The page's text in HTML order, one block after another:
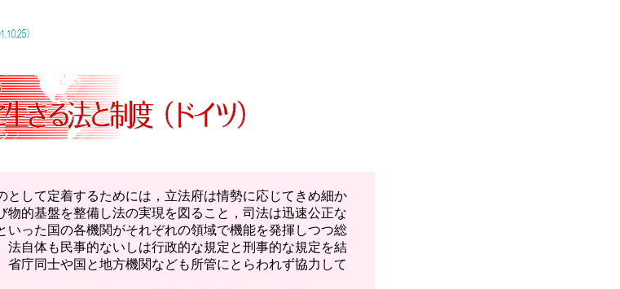
して定着するためには，立法府は情勢に応じてきめ細か
物的基盤を整備し法の実現を図ること，司法は迅速公正な
いった国の各機関がそれぞれの領域で機能を発揮しつつ総
法自体も民事的ないしは行政的な規定と刑事的な規定を結
省庁同士や国と地方機関なども所管にとらわれず協力して